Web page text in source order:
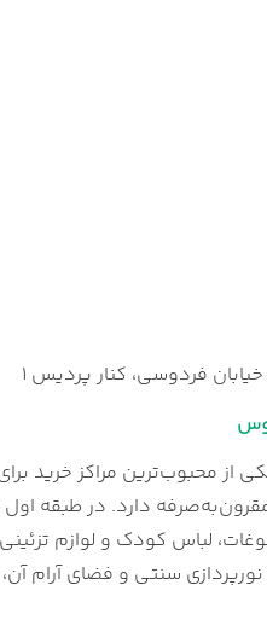
فردوسی، کنار پردیس 1
از محبوب‌ترین مراکز خرید
دارد. در طبقه
لباس کودک و لوازم
سنتی و فضای آرام